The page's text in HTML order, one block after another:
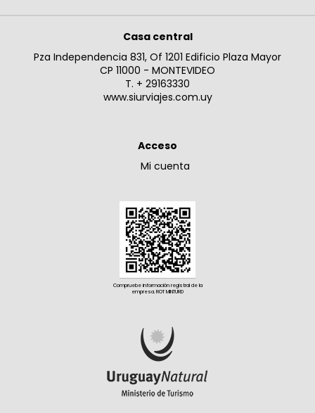
Casa central
Pza Independencia 831, Of 1201 Edificio Plaza Mayor
CP 11000 - MONTEVIDEO
T. + 29163330
www.siurviajes.com.uy
Acceso
Mi cuenta
Compruebe información registral de la
empresa. ROT MINTURD